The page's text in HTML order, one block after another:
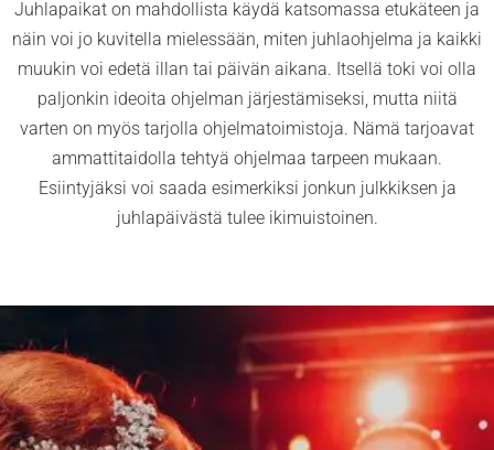
Juhlapaikat on mahdollista käydä katsomassa etukäteen ja
näin voi jo kuvitella mielessään, miten juhlaohjelma ja kaikki
muukin voi edetä illan tai päivän aikana. Itsellä toki voi olla
paljonkin ideoita ohjelman järjestämiseksi, mutta niitä
varten on myös tarjolla ohjelmatoimistoja. Nämä tarjoavat
ammattitaidolla tehtyä ohjelmaa tarpeen mukaan.
Esiintyjäksi voi saada esimerkiksi jonkun julkkiksen ja
juhlapäivästä tulee ikimuistoinen.